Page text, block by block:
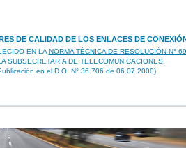
DE CALIDAD DE LOS ENLACES DE
EN LA NORMA TÉCNICA DE RESOLUCIÓN N°
SUBSECRETARÍA DE TELECOMUNICACIONES.
en el D.O. N° 36.706 de 06.07.2000)